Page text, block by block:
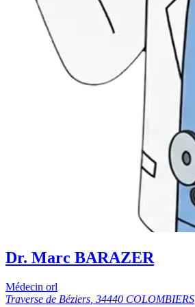
Dr. Marc BARAZER
Médecin orl
Traverse de Béziers, 34440 COLOMBIERS